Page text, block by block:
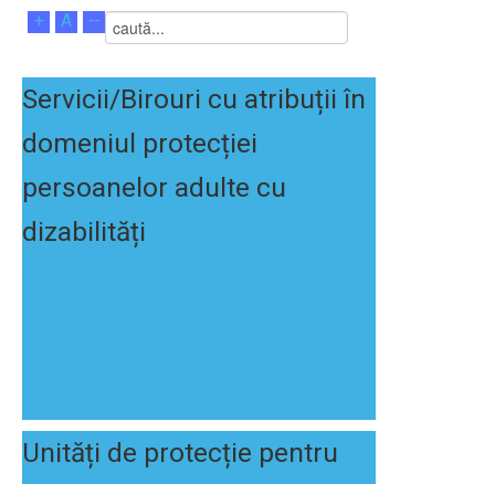
+
A --
Servicii/Birouri cu atribuții în
domeniul protecției
persoanelor adulte cu
dizabilități
Unități de protecție pentru